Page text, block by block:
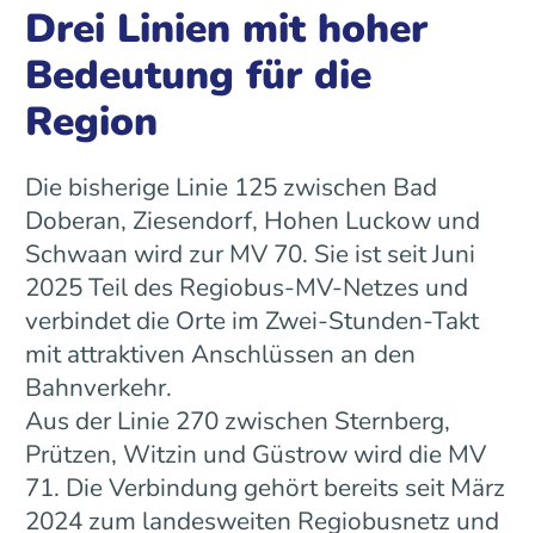
Drei Linien mit hoher
Bedeutung für die
Region
Die bisherige Linie 125 zwischen Bad
Doberan, Ziesendorf, Hohen Luckow und
Schwaan wird zur MV 70. Sie ist seit Juni
2025 Teil des Regiobus-MV-Netzes und
verbindet die Orte im Zwei-Stunden-Takt
mit attraktiven Anschlüssen an den
Bahnverkehr.
Aus der Linie 270 zwischen Sternberg,
Prützen, Witzin und Güstrow wird die MV
71. Die Verbindung gehört bereits seit März
2024 zum landesweiten Regiobusnetz und